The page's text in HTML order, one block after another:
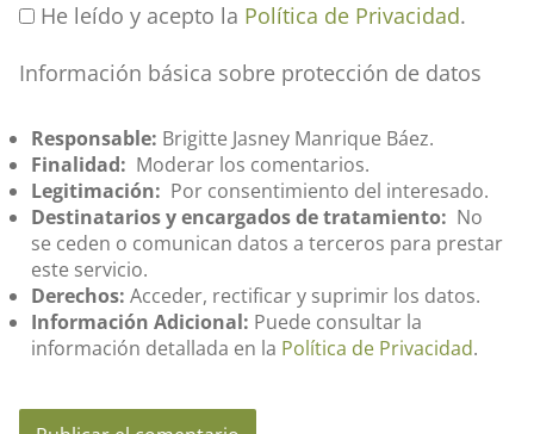
He leído y acepto la Política de Privacidad.
Información básica sobre protección de datos
Responsable: Brigitte Jasney Manrique Báez.
Finalidad: Moderar los comentarios.
Legitimación: Por consentimiento del interesado.
Destinatarios y encargados de tratamiento: No
se ceden o comunican datos a terceros para prestar
este servicio.
Derechos: Acceder, rectificar y suprimir los datos.
Información Adicional: Puede consultar la
información detallada en la Política de Privacidad.